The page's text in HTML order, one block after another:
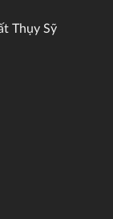
Thụy Sỹ